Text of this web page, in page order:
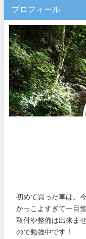
プロフィール
初めて買った車は、
かっこよすぎて一目
取付や整備は出来ま
ので勉強中です！